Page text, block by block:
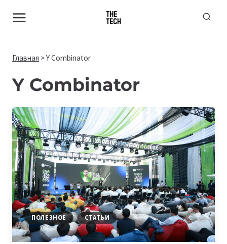
Главная >Y Combinator
Y Combinator
ПОЛЕЗНОЕ СТАТЬИ